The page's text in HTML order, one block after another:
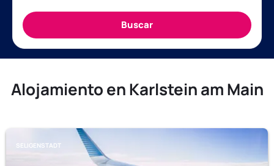
Alojamiento en Karlstein am Main
SELIGENSTADT